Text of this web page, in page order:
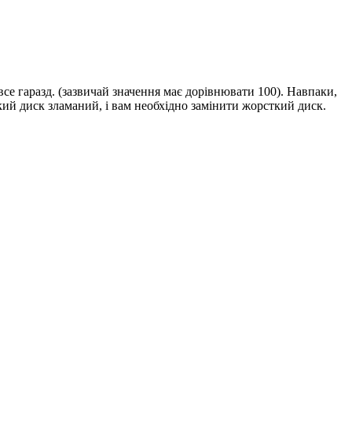
(зазвичай значення має дорівнювати 100). Навпаки,
диск зламаний, і вам необхідно замінити жорсткий диск.